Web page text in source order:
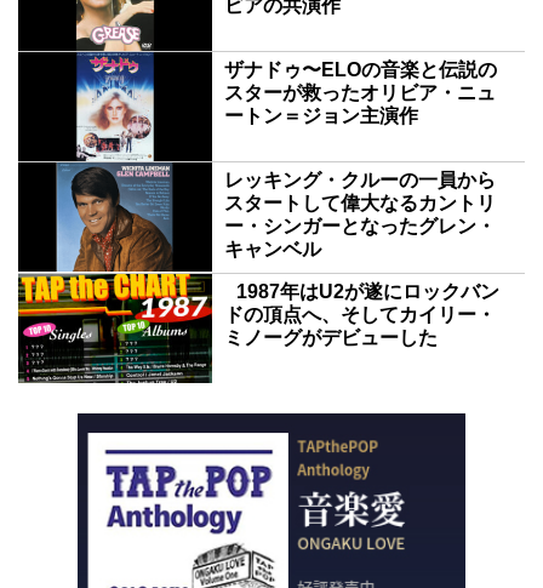
ビアの共演作
ザナドゥ〜ELOの音楽と伝説の
スターが救ったオリビア・ニュ
ートン＝ジョン主演作
レッキング・クルーの一員から
スタートして偉大なるカントリ
ー・シンガーとなったグレン・
キャンベル
1987年はU2が遂にロックバン
ドの頂点へ、そしてカイリー・
ミノーグがデビューした